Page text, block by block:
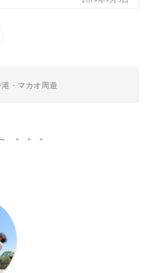
・マカオ周遊